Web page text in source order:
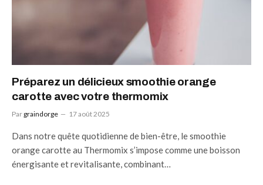
Préparez un délicieux smoothie orange
carotte avec votre thermomix
Par graindorge 17 août 2025
Dans notre quête quotidienne de bien-être, le smoothie
orange carotte au Thermomix s’impose comme une boisson
énergisante et revitalisante, combinant…